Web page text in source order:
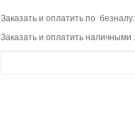
Заказать и оплатить по
Заказать и оплатить наличными